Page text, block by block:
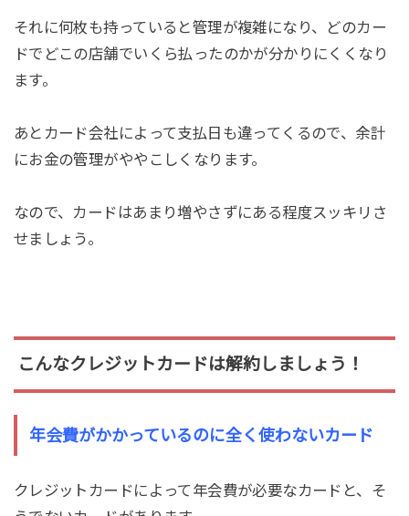
それに何枚も持っていると管理が複雑になり、どのカー
ドでどこの店舗でいくら払ったのかが分かりにくくなり
ます。
あとカード会社によって支払日も違ってくるので、余計
にお金の管理がややこしくなります。
なので、カードはあまり増やさずにある程度スッキリさ
せましょう。
こんなクレジットカードは解約しましょう！
年会費がかかっているのに全く使わないカード
クレジットカードによって年会費が必要なカードと、そ